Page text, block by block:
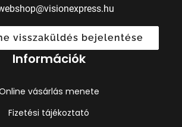
visszaküldés bejelentése
Információk
vásárlás menete
Fizetési tájékoztató